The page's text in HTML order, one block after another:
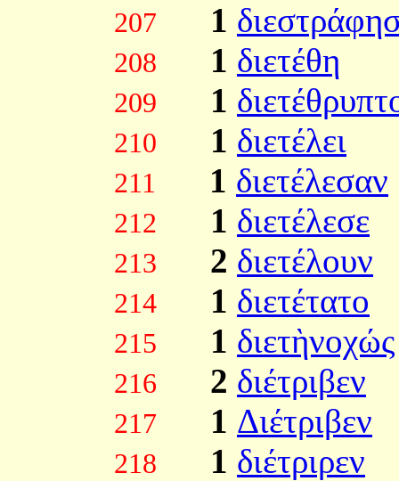
207 1
208 1 διετέθη
209 1
210 1 διετέλει
211 1 διετέλεσαν
212 1 διετέλεσε
213 2 διετέλουν
214 1 διετέτατο
215 1 διετὴνοχώς
216 2 διέτριβεν
217 1 Διέτριβεν
218 1 διέτριρεν